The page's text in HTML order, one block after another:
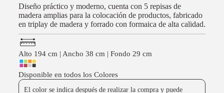
Diseño práctico y moderno, cuenta con 5 repisas de
madera amplias para la colocación de productos, fabricado
en triplay de madera y forrado con formaica de alta calidad.
Alto 194 cm | Ancho 38 cm | Fondo 29 cm
Disponible en todos los Colores
El color se indica después de realizar la compra y puede